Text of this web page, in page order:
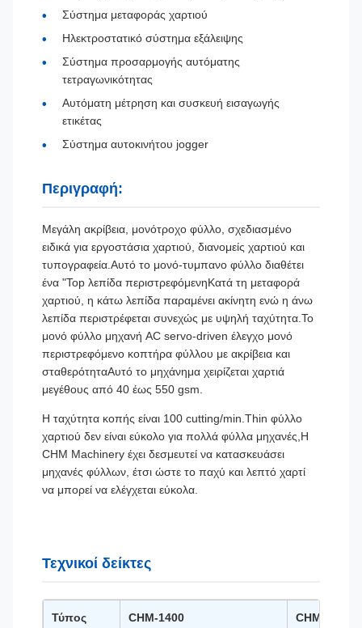
Σύστημα μεταφοράς χαρτιού
Ηλεκτροστατικό σύστημα εξάλειψης
Σύστημα προσαρμογής αυτόματης
τετραγωνικότητας
Αυτόματη μέτρηση και συσκευή εισαγωγής
ετικέτας
Σύστημα αυτοκινήτου jogger
Περιγραφή:
Μεγάλη ακρίβεια, μονότροχο φύλλο, σχεδιασμένο
ειδικά για εργοστάσια χαρτιού, διανομείς χαρτιού και
τυπογραφεία.Αυτό το μονό-τυμπανο φύλλο διαθέτει
ένα "Top λεπίδα περιστρεφόμενηΚατά τη μεταφορά
χαρτιού, η κάτω λεπίδα παραμένει ακίνητη ενώ η άνω
λεπίδα περιστρέφεται συνεχώς με υψηλή ταχύτητα.Το
μονό φύλλο μηχανή AC servo-driven έλεγχο μονό
περιστρεφόμενο κοπτήρα φύλλου με ακρίβεια και
σταθερότηταΑυτό το μηχάνημα χειρίζεται χαρτιά
μεγέθους από 40 έως 550 gsm.
Η ταχύτητα κοπής είναι 100 cutting/min.Thin φύλλο
χαρτιού δεν είναι εύκολο για πολλά φύλλα μηχανές,Η
CHM Machinery έχει δεσμευτεί να κατασκευάσει
μηχανές φύλλων, έτσι ώστε το παχύ και λεπτό χαρτί
να μπορεί να ελέγχεται εύκολα.
Τεχνικοί δείκτες
Τύπος
CHM-1400 CHM-1700